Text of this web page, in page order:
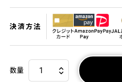
決済方法
数量